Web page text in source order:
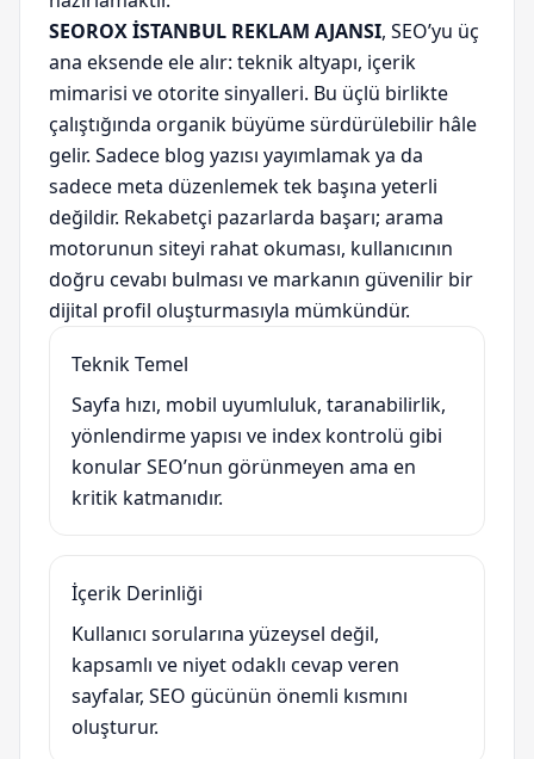
SEOROX İSTANBUL REKLAM AJANSI, SEO’yu üç
ana eksende ele alır: teknik altyapı, içerik
mimarisi ve otorite sinyalleri. Bu üçlü birlikte
çalıştığında organik büyüme sürdürülebilir hâle
gelir. Sadece blog yazısı yayımlamak ya da
sadece meta düzenlemek tek başına yeterli
değildir. Rekabetçi pazarlarda başarı; arama
motorunun siteyi rahat okuması, kullanıcının
doğru cevabı bulması ve markanın güvenilir bir
dijital profil oluşturmasıyla mümkündür.
Teknik Temel
Sayfa hızı, mobil uyumluluk, taranabilirlik,
yönlendirme yapısı ve index kontrolü gibi
konular SEO’nun görünmeyen ama en
kritik katmanıdır.
İçerik Derinliği
Kullanıcı sorularına yüzeysel değil,
kapsamlı ve niyet odaklı cevap veren
sayfalar, SEO gücünün önemli kısmını
oluşturur.